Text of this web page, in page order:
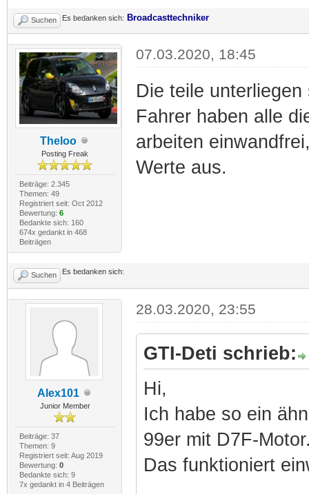
Suchen Es bedanken sich: Broadcasttechniker
Theloo
Posting Freak
Beiträge: 2.345
Themen: 49
Registriert seit: Oct 2012
Bewertung: 6
Bedankte sich: 160
674x gedankt in 468
Beiträgen
07.03.2020, 18:45
Die teile
Fahrer haben alle
arbeiten
Werte aus.
Suchen Es bedanken sich:
Alex101
Junior Member
Beiträge: 37
Themen: 9
Registriert seit: Aug 2019
Bewertung: 0
Bedankte sich: 9
7x gedankt in 4 Beiträgen
28.03.2020, 23:55
GTI-Deti schrieb:
Hi,
Ich habe so ein
99er mit D7F-
Das funktioniert